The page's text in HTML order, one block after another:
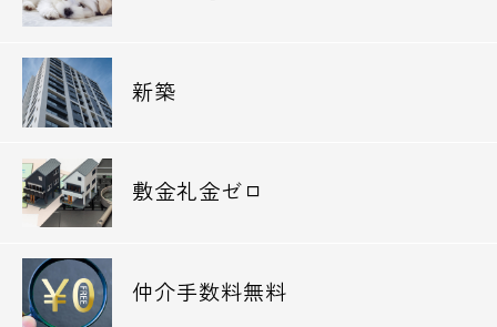
新築
敷金礼金ゼロ
仲介手数料無料